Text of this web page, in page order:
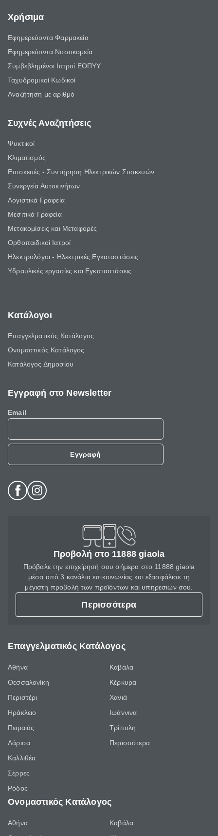
Χρήσιμα
Εφημερεύοντα Φαρμακεία
Εφημερεύοντα Νοσοκομεία
Συμβεβλημένοι Ιατροί ΕΟΠΥΥ
Ταχυδρομικοί Κωδικοί
Αναζήτηση με αριθμό
Συχνές Αναζητήσεις
Ψυκτικοί
Κλιματισμός
Επισκευές - Συντήρηση Ηλεκτρικών Συσκευών
Συνεργεία Αυτοκινήτων
Λογιστικά Γραφεία
Μεσιτικά Γραφεία
Μετακομίσεις και Μεταφορές
Ορθοπαιδικοί Ιατροί
Ηλεκτρολόγοι - Ηλεκτρικές Εγκαταστάσεις
Υδραυλικές εργασίες και Εγκαταστάσεις
Κατάλογοι
Επαγγελματικός Κατάλογος
Ονομαστικός Κατάλογος
Κατάλογος Δημοσίου
Εγγραφή στο Newsletter
Email
Εγγραφή
Προβολή στο 11888 giaola
Πρόβαλε την επιχείρησή σου σήμερα στο 11888 giaola
μέσα από 3 κανάλια επικοινωνίας και εξασφάλισε τη
μέγιστη προβολή των προϊόντων και υπηρεσιών σου.
Περισσότερα
Επαγγελματικός Κατάλογος
Αθήνα
Θεσσαλονίκη
Περιστέρι
Ηράκλειο
Πειραιάς
Λάρισα
Καλλιθέα
Σέρρες
Ρόδος
Καβάλα
Κέρκυρα
Χανιά
Ιωάννινα
Τρίπολη
Περισσότερα
Ονομαστικός Κατάλογος
Αθήνα
Καβάλα